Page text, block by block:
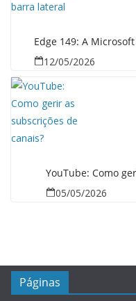
Edge 149: A
12/05/2026
YouTube: Como
05/05/2026
Páginas